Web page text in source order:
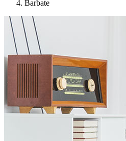
Barbate